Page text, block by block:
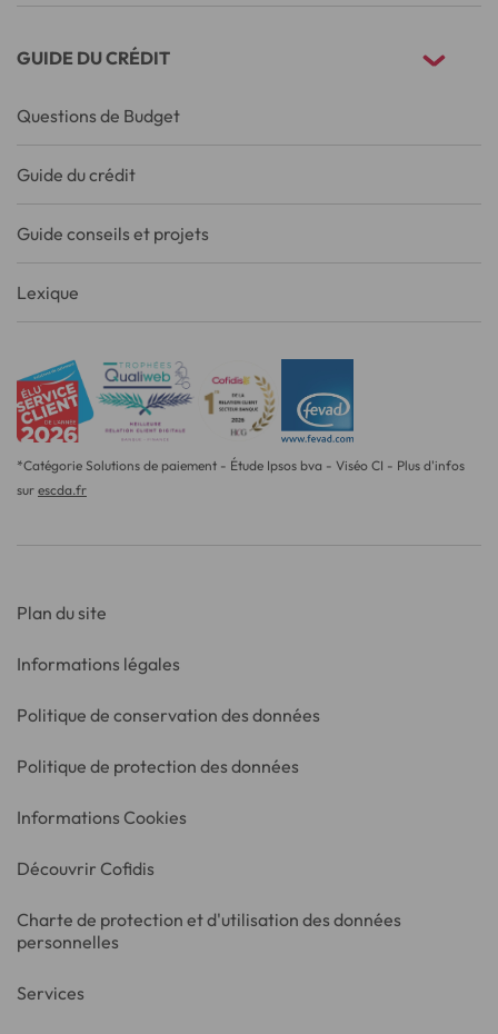
GUIDE DU CRÉDIT
Questions de Budget
Guide du crédit
Guide conseils et projets
Lexique
*Catégorie Solutions de paiement - Étude Ipsos bva - Viséo CI - Plus d'infos
sur escda.fr
Plan du site
Informations légales
Politique de conservation des données
Politique de protection des données
Informations Cookies
Découvrir Cofidis
Charte de protection et d'utilisation des données
personnelles
Services